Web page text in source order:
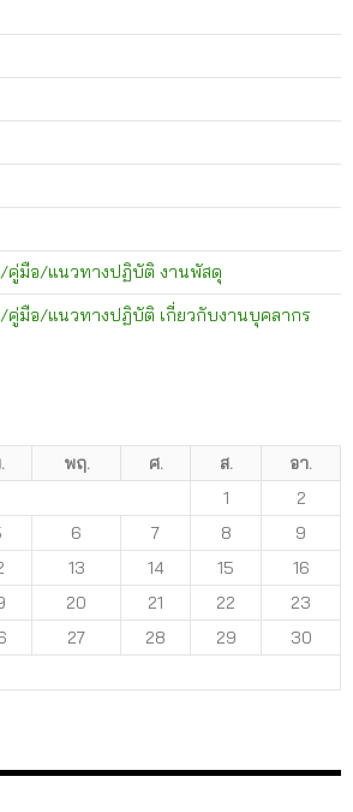
คู่มือ/แนวทางปฏิบัติ งานพัสดุ
มือ/แนวทางปฏิบัติ เกี่ยวกับงานบุคลากร
พฤ. ศ. ส.
อา.
1
2
6 7 8
9
13 14 15
16
20 21 22
23
27 28 29
30